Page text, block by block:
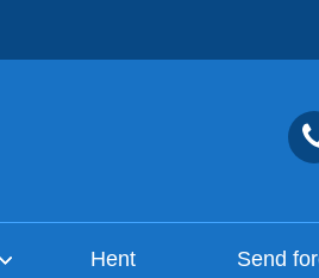
Hent Send